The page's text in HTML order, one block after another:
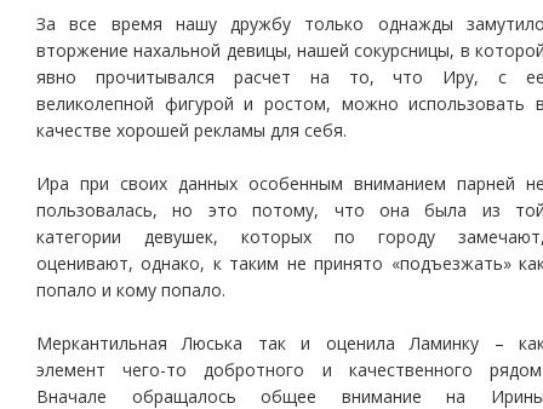
За все время нашу дружбу только однажды
вторжение нахальной девицы, нашей сокурсницы, в
явно прочитывался расчет на то, что Иру, с
великолепной фигурой и ростом, можно использовать
качестве хорошей рекламы для себя.
Ира при своих данных особенным вниманием парней
пользовалась, но это потому, что она была из
категории девушек, которых по городу
оценивают, однако, к таким не принято «подъезжать»
попало и кому попало.
Меркантильная Люська так и оценила Ламинку –
элемент чего-то добротного и качественного
Вначале обращалось общее внимание на